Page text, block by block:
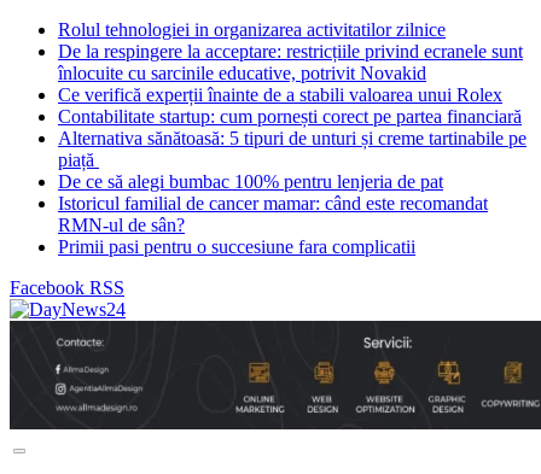
Rolul tehnologiei in organizarea activitatilor zilnice
De la respingere la acceptare: restricțiile privind ecranele sunt
înlocuite cu sarcinile educative, potrivit Novakid
Ce verifică experții înainte de a stabili valoarea unui Rolex
Contabilitate startup: cum pornești corect pe partea financiară
Alternativa sănătoasă: 5 tipuri de unturi și creme tartinabile pe
piață
De ce să alegi bumbac 100% pentru lenjeria de pat
Istoricul familial de cancer mamar: când este recomandat
RMN-ul de sân?
Primii pasi pentru o succesiune fara complicatii
Facebook RSS